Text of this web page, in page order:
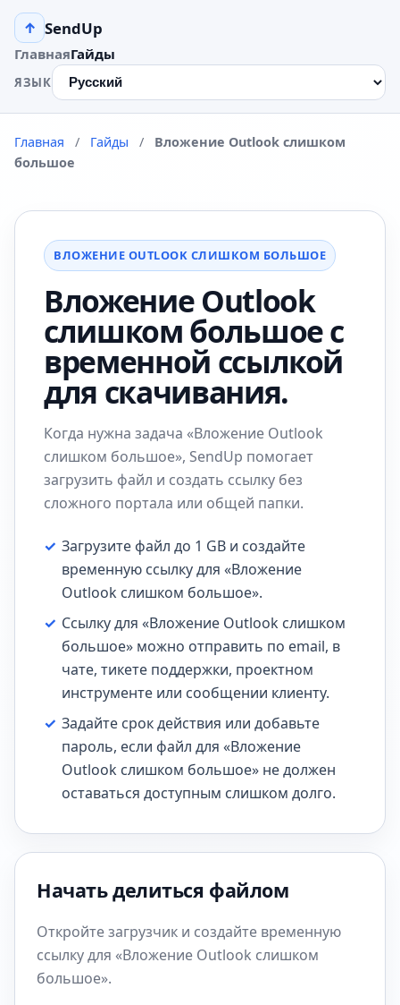
↑ SendUp
ГлавнаяГайды
ЯЗЫК
Главная / Гайды /
Вложение Outlook слишком
большое
ВЛОЖЕНИЕ OUTLOOK СЛИШКОМ БОЛЬШОЕ
Вложение Outlook
слишком большое с
временной ссылкой
для скачивания.
Когда нужна задача «Вложение Outlook
слишком большое», SendUp помогает
загрузить файл и создать ссылку без
сложного портала или общей папки.
✓ Загрузите файл до 1 GB и создайте
временную ссылку для «Вложение
Outlook слишком большое».
✓ Ссылку для «Вложение Outlook слишком
большое» можно отправить по email, в
чате, тикете поддержки, проектном
инструменте или сообщении клиенту.
✓ Задайте срок действия или добавьте
пароль, если файл для «Вложение
Outlook слишком большое» не должен
оставаться доступным слишком долго.
Начать делиться файлом
Откройте загрузчик и создайте временную
ссылку для «Вложение Outlook слишком
большое».